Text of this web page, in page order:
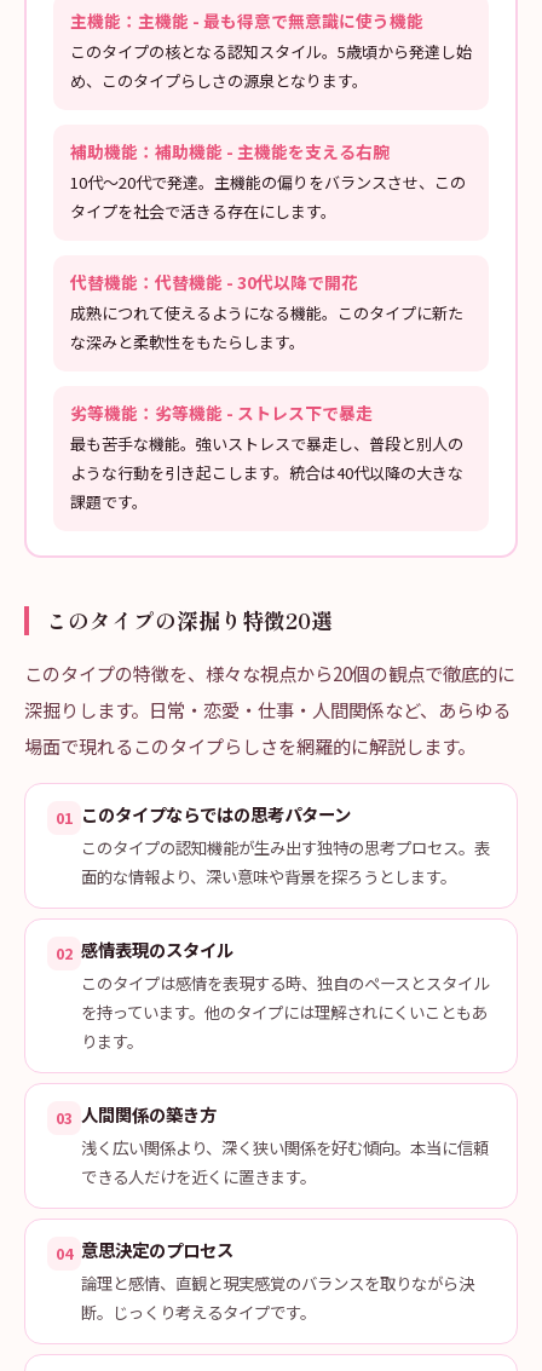
主機能：主機能 - 最も得意で無意識に使う機能
このタイプの核となる認知スタイル。5歳頃から発達し始
め、このタイプらしさの源泉となります。
補助機能：補助機能 - 主機能を支える右腕
10代〜20代で発達。主機能の偏りをバランスさせ、この
タイプを社会で活きる存在にします。
代替機能：代替機能 - 30代以降で開花
成熟につれて使えるようになる機能。このタイプに新た
な深みと柔軟性をもたらします。
劣等機能：劣等機能 - ストレス下で暴走
最も苦手な機能。強いストレスで暴走し、普段と別人の
ような行動を引き起こします。統合は40代以降の大きな
課題です。
このタイプの深掘り特徴20選
このタイプの特徴を、様々な視点から20個の観点で徹底的に
深掘りします。日常・恋愛・仕事・人間関係など、あらゆる
場面で現れるこのタイプらしさを網羅的に解説します。
01 このタイプならではの思考パターン
このタイプの認知機能が生み出す独特の思考プロセス。表
面的な情報より、深い意味や背景を探ろうとします。
02 感情表現のスタイル
このタイプは感情を表現する時、独自のペースとスタイル
を持っています。他のタイプには理解されにくいこともあ
ります。
03 人間関係の築き方
浅く広い関係より、深く狭い関係を好む傾向。本当に信頼
できる人だけを近くに置きます。
04 意思決定のプロセス
論理と感情、直観と現実感覚のバランスを取りながら決
断。じっくり考えるタイプです。